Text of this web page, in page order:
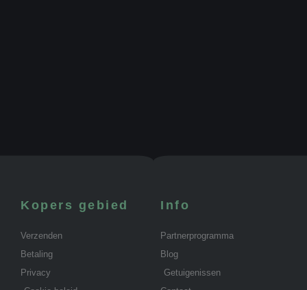
Kopers gebied
Verzenden
Betaling
Privacy
Info
Partnerprogramma
Blog
Getuigenissen